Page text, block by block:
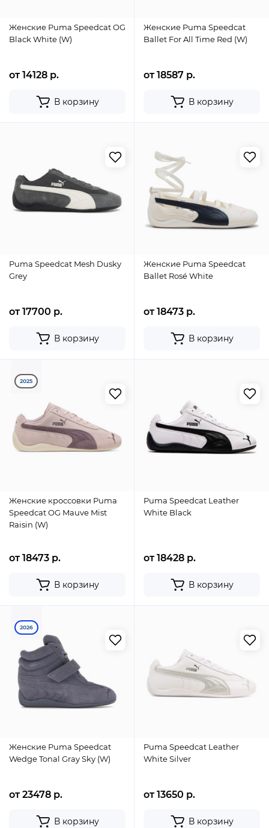
Женские Puma Speedcat OG
Black White (W)
от 14128 р.
В корзину
Женские Puma Speedcat
Ballet For All Time Red (W)
от 18587 р.
В корзину
Puma Speedcat Mesh Dusky
Grey
от 17700 р.
В корзину
Женские Puma Speedcat
Ballet Rosé White
от 18473 р.
В корзину
2025
Женские кроссовки Puma
Speedcat OG Mauve Mist
Raisin (W)
от 18473 р.
В корзину
Puma Speedcat Leather
White Black
от 18428 р.
В корзину
2026
Женские Puma Speedcat
Wedge Tonal Gray Sky (W)
от 23478 р.
В корзину
Puma Speedcat Leather
White Silver
от 13650 р.
В корзину